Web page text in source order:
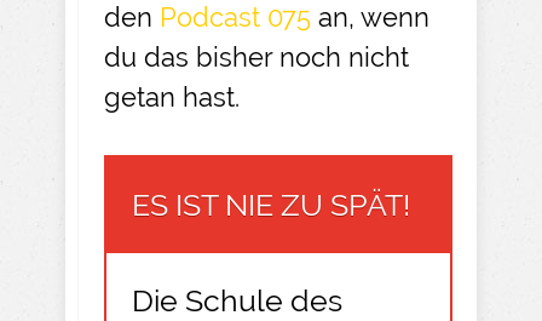
den Podcast 075 an, wenn
du das bisher noch nicht
getan hast.
ES IST NIE ZU SPÄT!
Die Schule des